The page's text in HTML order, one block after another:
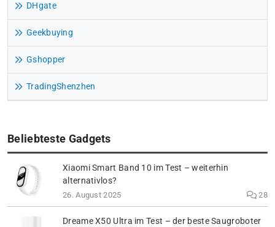
DHgate
Geekbuying
Gshopper
TradingShenzhen
Beliebteste Gadgets
Xiaomi Smart Band 10 im Test – weiterhin
alternativlos?
26. August 2025 28
Dreame X50 Ultra im Test – der beste Saugroboter